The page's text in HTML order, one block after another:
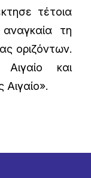
τέτοια
τη
οριζόντων.
και